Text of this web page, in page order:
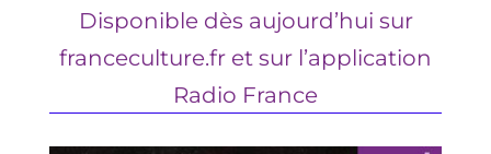
Disponible dès aujourd’hui sur
franceculture.fr et sur l’application
Radio France